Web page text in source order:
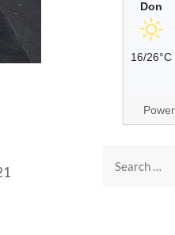
Don
16/26°C
Search